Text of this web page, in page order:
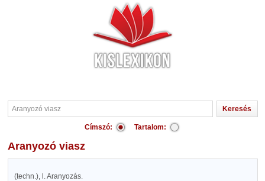
Címszó: Tartalom:
Aranyozó viasz
(techn.), l. Aranyozás.